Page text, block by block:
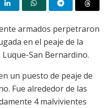
armados perpetraron
en el peaje de la
San Bernardino.
un puesto de peaje de
Fue alrededor de las
4 malvivientes